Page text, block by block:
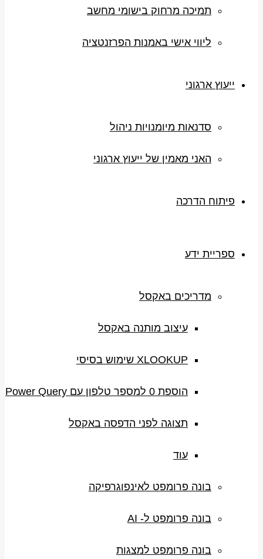
תמיכה מרחוק בישומי מחשב
ליווי אישי באמנות הפרזנטציה
ייעוץ ארגוני
סדנאות מיומנויות ניהול
האני מאמין של ייעוץ ארגוני
פיתוח הדרכה
ספריית ידע
מדריכים באקסל
עיצוב מותנה באקסל
XLOOKUP שימוש בסיסי
הוספת 0 למספר טלפון עם Power Query
תצוגה לפני הדפסה באקסל
עוד
בונה פרומפט לאינפוגרפיקה
בונה פרומפט ל- AI
בונה פרומפט למצגות